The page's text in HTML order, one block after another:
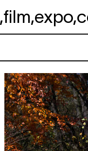
,film,expo,